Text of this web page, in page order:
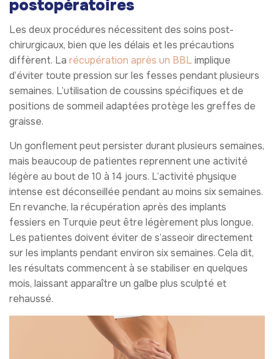
postopératoires
Les deux procédures nécessitent des soins post-
chirurgicaux, bien que les délais et les précautions
diffèrent. La récupération après un BBLimplique
d’éviter toute pression sur les fesses pendant plusieurs
semaines. L’utilisation de coussins spécifiques et de
positions de sommeil adaptées protège les greffes de
graisse.
Un gonflement peut persister durant plusieurs semaines,
mais beaucoup de patientes reprennent une activité
légère au bout de 10 à 14 jours. L’activité physique
intense est déconseillée pendant au moins six semaines.
En revanche, la récupération après des implants
fessiers en Turquie peut être légèrement plus longue.
Les patientes doivent éviter de s’asseoir directement
sur les implants pendant environ six semaines. Cela dit,
les résultats commencent à se stabiliser en quelques
mois, laissant apparaître un galbe plus sculpté et
rehaussé.